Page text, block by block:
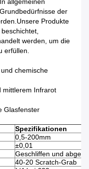
allgemeinen
der
Produkte
werden, um die
erfüllen.
chemische
mittlerem Infrarot
Glasfenster
Spezifikationen
0,5-200mm
±0,01
Geschliffen und
40-20 Scratch-Grab